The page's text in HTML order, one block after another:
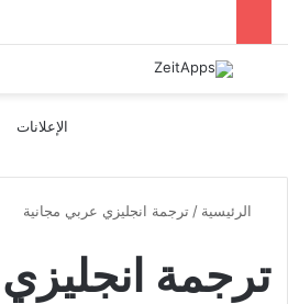
بحث عن
الإعلانات
الرئيسية / ترجمة انجليزي عربي مجانية
ترجمة